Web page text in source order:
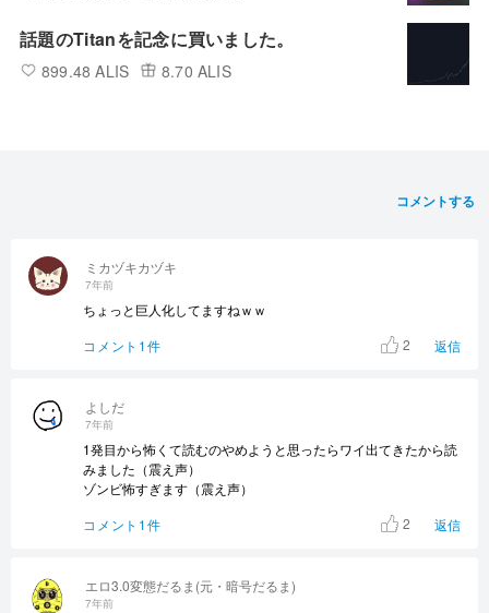
話題のTitanを記念に買いました。
899.48 ALIS 8.70 ALIS
コメントする
エロ3.0変態だるま(元・暗号だるま)
7年前
よしだ
7年前
1発目から怖くて読むのやめようと思ったらワイ出てきたから読
みました（震え声）
ゾンビ怖すぎます（震え声）
コメント1件
2 返信
ミカヅキカヅキ
7年前
ちょっと巨人化してますねｗｗ
コメント1件
2 返信